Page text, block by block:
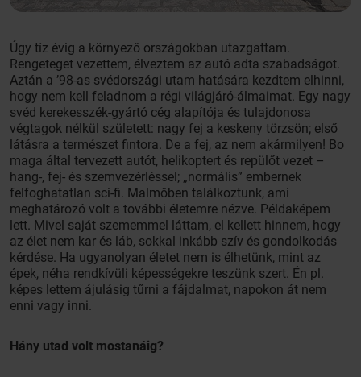
Úgy tíz évig a környező országokban utazgattam.
Rengeteget vezettem, élveztem az autó adta szabadságot.
Aztán a ’98-as svédországi utam hatására kezdtem elhinni,
hogy nem kell feladnom a régi világjáró-álmaimat. Egy nagy
svéd kerekesszék-gyártó cég alapítója és tulajdonosa
végtagok nélkül született: nagy fej a keskeny törzsön; első
látásra a természet fintora. De a fej, az nem akármilyen! Bo
maga által tervezett autót, helikoptert és repülőt vezet –
hang-, fej- és szemvezérléssel; „normális” embernek
felfoghatatlan sci-fi. Malmőben találkoztunk, ami
meghatározó volt a további életemre nézve. Példaképem
lett. Mivel saját szememmel láttam, el kellett hinnem, hogy
az élet nem kar és láb, sokkal inkább szív és gondolkodás
kérdése. Ha ugyanolyan életet nem is élhetünk, mint az
épek, néha rendkívüli képességekre teszünk szert. Én pl.
képes lettem ájulásig tűrni a fájdalmat, napokon át nem
enni vagy inni.
Hány utad volt mostanáig?